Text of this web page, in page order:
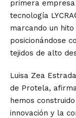
primera
tecnología
marcando un
posicionándose
tejidos de alto
Luisa Zea
de Protela,
hemos
innovación y la